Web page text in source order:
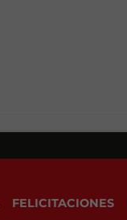
FELICITACIONES